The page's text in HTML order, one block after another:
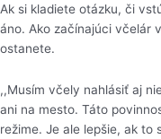
Ak si kladiete otázku, či
áno. Ako začínajúci včelár
ostanete.
,,Musím včely nahlásiť aj
ani na mesto. Táto
režime. Je ale lepšie, ak to